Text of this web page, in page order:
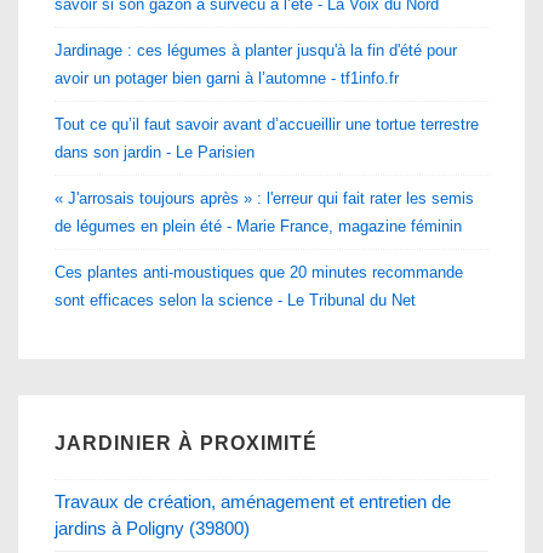
savoir si son gazon a survécu à l’été - La Voix du Nord
Jardinage : ces légumes à planter jusqu'à la fin d'été pour
avoir un potager bien garni à l’automne - tf1info.fr
Tout ce qu’il faut savoir avant d’accueillir une tortue terrestre
dans son jardin - Le Parisien
« J'arrosais toujours après » : l'erreur qui fait rater les semis
de légumes en plein été - Marie France, magazine féminin
Ces plantes anti-moustiques que 20 minutes recommande
sont efficaces selon la science - Le Tribunal du Net
JARDINIER À PROXIMITÉ
Travaux de création, aménagement et entretien de
jardins à Poligny (39800)